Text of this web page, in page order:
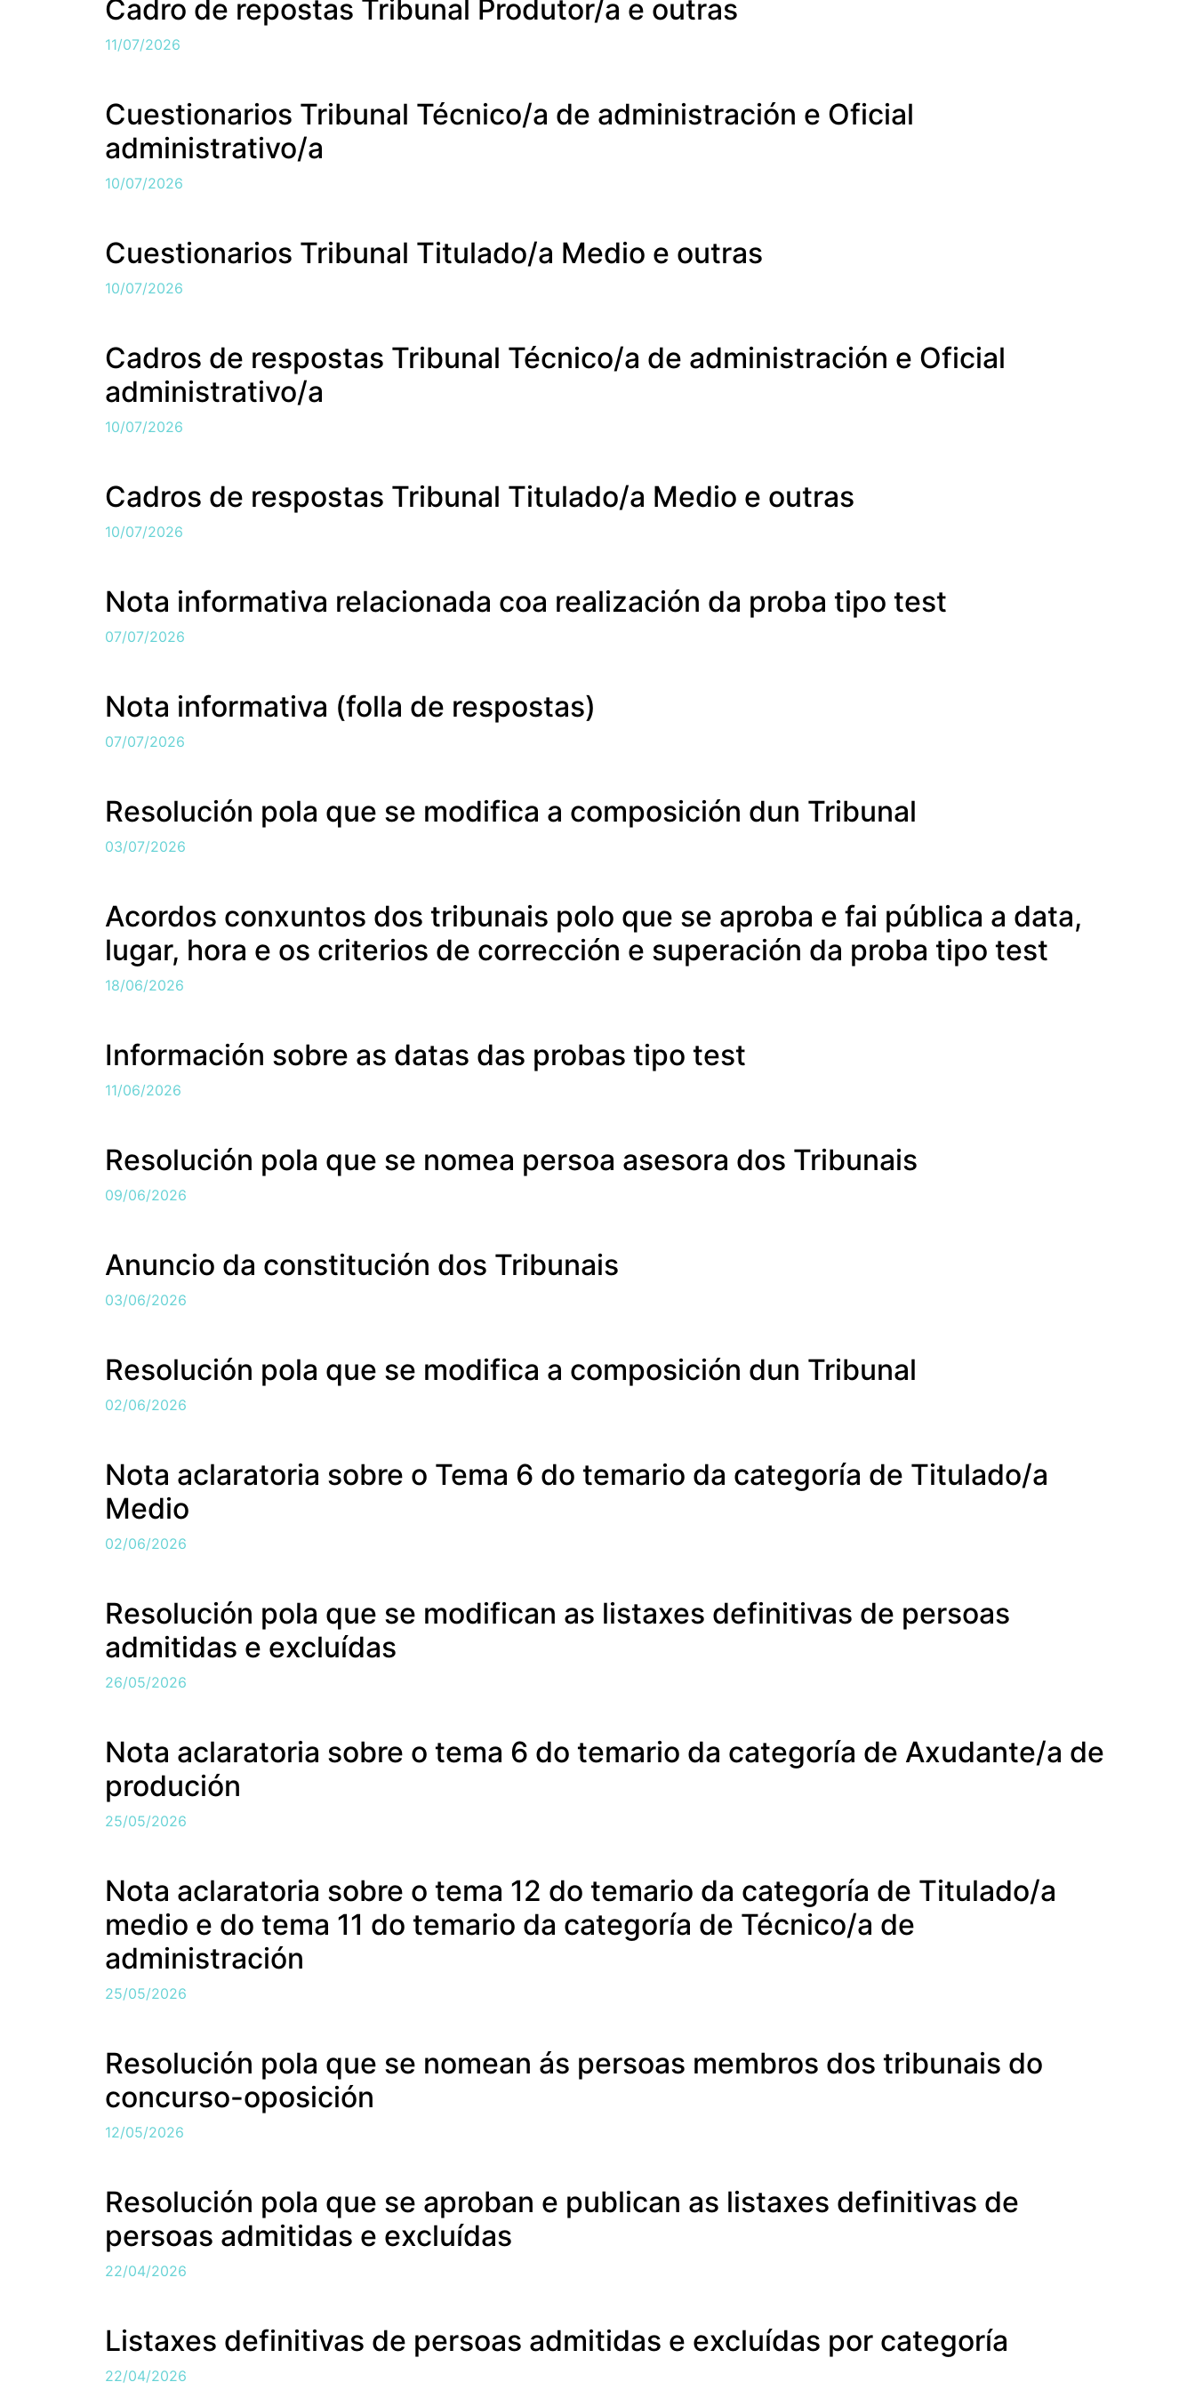
Cadro de repostas Tribunal Produtor/a e outras
11/07/2026
Cuestionarios Tribunal Técnico/a de administración e Oficial
administrativo/a
10/07/2026
Cuestionarios Tribunal Titulado/a Medio e outras
10/07/2026
Cadros de respostas Tribunal Técnico/a de administración e Oficial
administrativo/a
10/07/2026
Cadros de respostas Tribunal Titulado/a Medio e outras
10/07/2026
Nota informativa relacionada coa realización da proba tipo test
07/07/2026
Nota informativa (folla de respostas)
07/07/2026
Resolución pola que se modifica a composición dun Tribunal
03/07/2026
Acordos conxuntos dos tribunais polo que se aproba e fai pública a data,
lugar, hora e os criterios de corrección e superación da proba tipo test
18/06/2026
Información sobre as datas das probas tipo test
11/06/2026
Resolución pola que se nomea persoa asesora dos Tribunais
09/06/2026
Anuncio da constitución dos Tribunais
03/06/2026
Resolución pola que se modifica a composición dun Tribunal
02/06/2026
Nota aclaratoria sobre o Tema 6 do temario da categoría de Titulado/a
Medio
02/06/2026
Resolución pola que se modifican as listaxes definitivas de persoas
admitidas e excluídas
26/05/2026
Nota aclaratoria sobre o tema 6 do temario da categoría de Axudante/a de
produción
25/05/2026
Nota aclaratoria sobre o tema 12 do temario da categoría de Titulado/a
medio e do tema 11 do temario da categoría de Técnico/a de
administración
25/05/2026
Resolución pola que se nomean ás persoas membros dos tribunais do
concurso-oposición
12/05/2026
Resolución pola que se aproban e publican as listaxes definitivas de
persoas admitidas e excluídas
22/04/2026
Listaxes definitivas de persoas admitidas e excluídas por categoría
22/04/2026